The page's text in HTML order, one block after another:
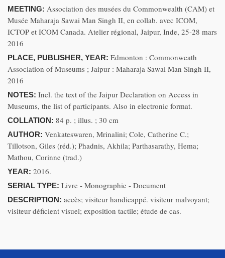
MEETING: Association des musées du Commonwealth (CAM) et
Musée Maharaja Sawai Man Singh II, en collab. avec ICOM,
ICTOP et ICOM Canada. Atelier régional, Jaipur, Inde, 25-28 mars
2016
PLACE, PUBLISHER, YEAR: Edmonton : Commonweath
Association of Museums ; Jaipur : Maharaja Sawai Man Singh II,
2016
NOTES: Incl. the text of the Jaipur Declaration on Access in
Museums, the list of participants. Also in electronic format.
COLLATION: 84 p. ; illus. ; 30 cm
AUTHOR: Venkateswaren, Mrinalini; Cole, Catherine C.;
Tillotson, Giles (réd.); Phadnis, Akhila; Parthasarathy, Hema;
Mathou, Corinne (trad.)
YEAR: 2016.
SERIAL TYPE: Livre - Monographie - Document
DESCRIPTION: accès; visiteur handicappé. visiteur malvoyant;
visiteur déficient visuel; exposition tactile; étude de cas.